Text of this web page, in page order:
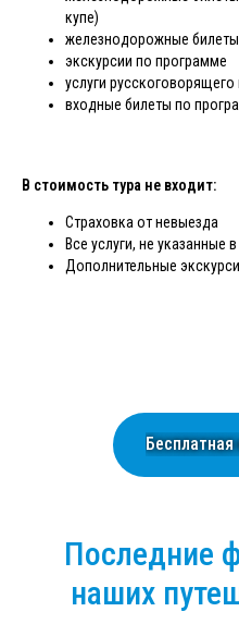
купе)
железнодорожные
экскурсии по программе
услуги
входные билеты по
В стоимость тура не входит:
Страховка от невыезда
Все услуги, не указанные
Дополнительные
Бесплатная
Последние
наших